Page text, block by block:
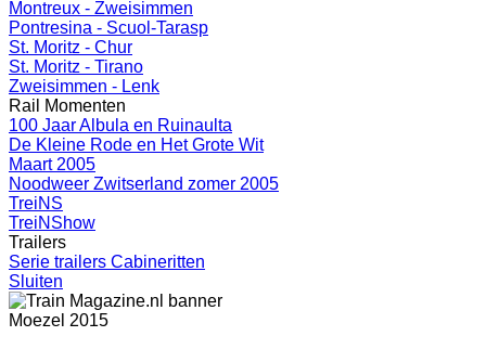
Montreux - Zweisimmen
Pontresina - Scuol-Tarasp
St. Moritz - Chur
St. Moritz - Tirano
Zweisimmen - Lenk
Rail Momenten
100 Jaar Albula en Ruinaulta
De Kleine Rode en Het Grote Wit
Maart 2005
Noodweer Zwitserland zomer 2005
TreiNS
TreiNShow
Trailers
Serie trailers Cabineritten
Sluiten
Moezel 2015